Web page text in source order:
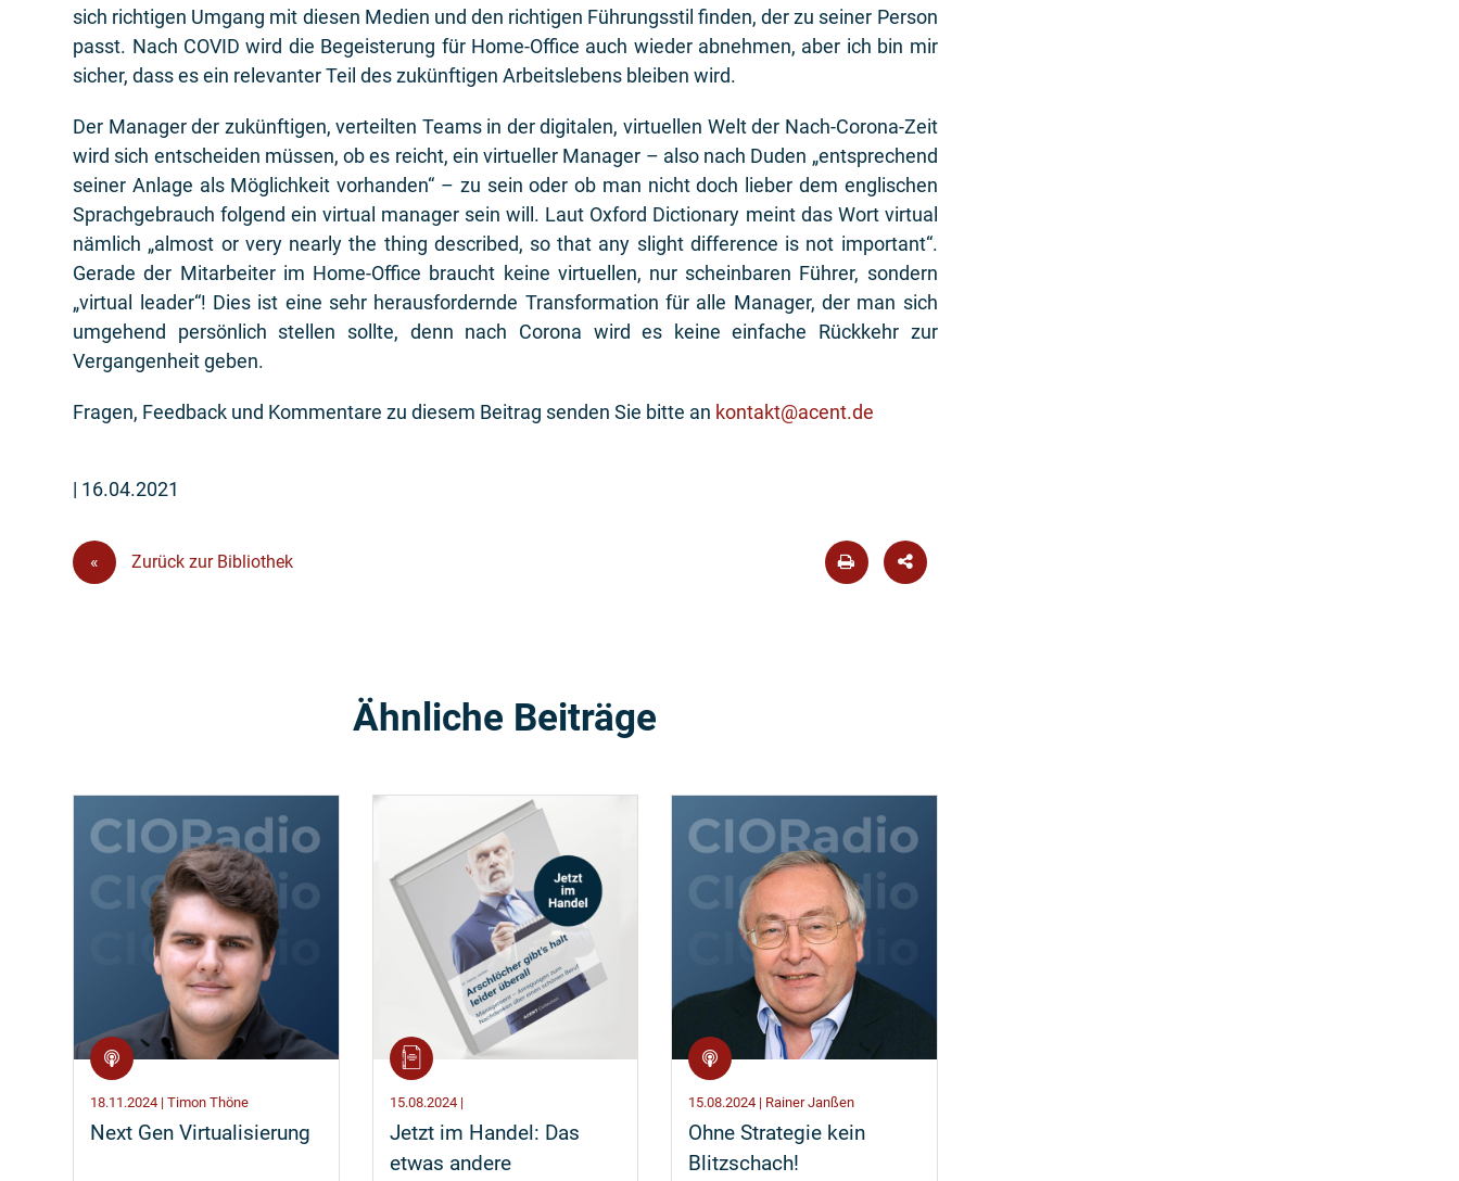
sich richtigen Umgang mit diesen Medien und den richtigen Führungsstil finden, der zu seiner Person
passt. Nach COVID wird die Begeisterung für Home-Office auch wieder abnehmen, aber ich bin mir
sicher, dass es ein relevanter Teil des zukünftigen Arbeitslebens bleiben wird.
Der Manager der zukünftigen, verteilten Teams in der digitalen, virtuellen Welt der Nach-Corona-Zeit
wird sich entscheiden müssen, ob es reicht, ein virtueller Manager – also nach Duden „entsprechend
seiner Anlage als Möglichkeit vorhanden“ – zu sein oder ob man nicht doch lieber dem englischen
Sprachgebrauch folgend ein virtual manager sein will. Laut Oxford Dictionary meint das Wort virtual
nämlich „almost or very nearly the thing described, so that any slight difference is not important“.
Gerade der Mitarbeiter im Home-Office braucht keine virtuellen, nur scheinbaren Führer, sondern
„virtual leader“! Dies ist eine sehr herausfordernde Transformation für alle Manager, der man sich
umgehend persönlich stellen sollte, denn nach Corona wird es keine einfache Rückkehr zur
Vergangenheit geben.
Fragen, Feedback und Kommentare zu diesem Beitrag senden Sie bitte an kontakt@acent.de
| 16.04.2021
« Zurück zur Bibliothek
Ähnliche Beiträge
18.11.2024 | Timon Thöne
Next Gen Virtualisierung
15.08.2024 |
Jetzt im Handel: Das
etwas andere
15.08.2024 | Rainer Janßen
Ohne Strategie kein
Blitzschach!